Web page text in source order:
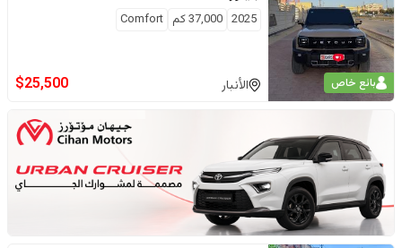
بائع خاص
2025
37,000كم Comfort
الأنبار $25,500